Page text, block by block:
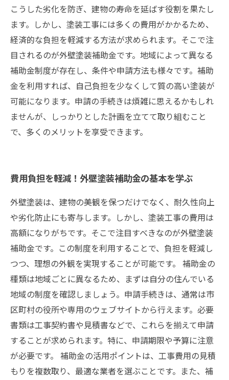
こうした劣化を防ぎ、建物の寿命を延ばす役割を果たし
ます。しかし、塗装工事には多くの費用がかかるため、
経済的な負担を軽減する方法が求められます。そこで注
目されるのが外壁塗装補助金です。地域によって異なる
補助金制度が存在し、条件や申請方法も様々です。補助
金を利用すれば、自己負担を少なくして質の高い塗装が
可能になります。申請の手続きは煩雑に思えるかもしれ
ませんが、しっかりとした計画を立てて取り組むこと
で、多くのメリットを享受できます。
費用負担を軽減！外壁塗装補助金の基本を学ぶ
外壁塗装は、建物の美観を保つだけでなく、耐久性向上
や劣化防止にも寄与します。しかし、塗装工事の費用は
高額になりがちです。そこで注目すべきなのが外壁塗装
補助金です。この制度を利用することで、負担を軽減し
つつ、理想の外観を実現することが可能です。 補助金の
種類は地域ごとに異なるため、まずは自分の住んでいる
地域の制度を確認しましょう。申請手続きは、通常は市
区町村の役所や専用のウェブサイトから行えます。必要
書類は工事契約書や見積書などで、これらを揃えて申請
することが求められます。特に、申請期限や予算に注意
が必要です。 補助金の活用ポイントは、工事費用の見積
もりを複数取り、最適な業者を選ぶことです。また、補